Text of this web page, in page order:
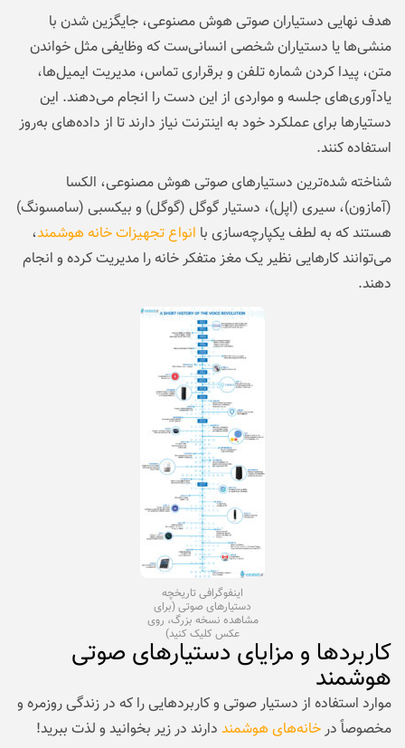
هدف نهایی دستیاران صوتی هوش مصنوعی، جایگزین شدن با
منشی‌ها یا دستیاران شخصی انسانی‌ست که وظایفی مثل خواندن
متن، پیدا کردن شماره تلفن و برقراری تماس، مدیریت ایمیل‌ها،
یادآوری‌های جلسه و مواردی از این دست را انجام می‌دهند. این
دستیارها برای عملکرد خود به اینترنت نیاز دارند تا از داده‌های به‌روز
استفاده کنند.
شناخته شده‌ترین دستیارهای صوتی هوش مصنوعی، الکسا
(آمازون)، سیری (اپل)، دستیار گوگل (گوگل) و بیکسبی (سامسونگ)
هستند که به لطف یکپارچه‌سازی با انواع تجهیزات خانه هوشمند،
می‌توانند کارهایی نظیر یک مغز متفکر خانه را مدیریت کرده و انجام
دهند.
اینفوگرافی تاریخچه
دستیارهای صوتی (برای
مشاهده نسخه بزرگ، روی
عکس کلیک کنید)
کاربردها و مزایای دستیارهای صوتی
هوشمند
موارد استفاده از دستیار صوتی و کاربردهایی را که در زندگی روزمره و
مخصوصاً درخانه‌های هوشمند دارند در زیر بخوانید و لذت ببرید!